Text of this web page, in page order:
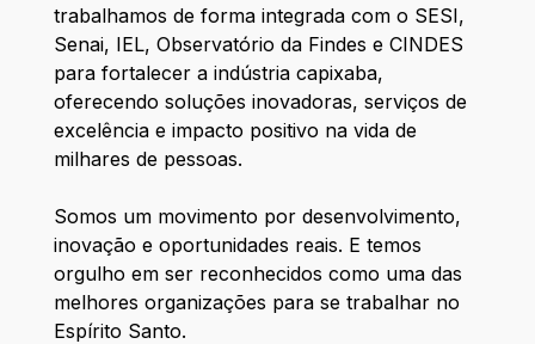
trabalhamos de forma integrada com o SESI,
Senai, IEL, Observatório da Findes e CINDES
para fortalecer a indústria capixaba,
oferecendo soluções inovadoras, serviços de
excelência e impacto positivo na vida de
milhares de pessoas.
Somos um movimento por desenvolvimento,
inovação e oportunidades reais. E temos
orgulho em ser reconhecidos como uma das
melhores organizações para se trabalhar no
Espírito Santo.